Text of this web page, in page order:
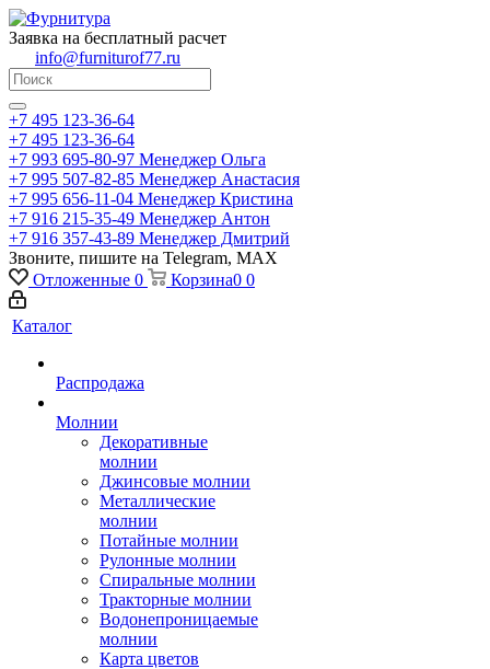
Заявка на бесплатный расчет
info@furniturof77.ru
+7 495 123-36-64
+7 495 123-36-64
+7 993 695-80-97 Менеджер Ольга
+7 995 507-82-85 Менеджер Анастасия
+7 995 656-11-04 Менеджер Кристина
+7 916 215-35-49 Менеджер Антон
+7 916 357-43-89 Менеджер Дмитрий
Звоните, пишите на Telegram, MAX
Отложенные 0 Корзина0 0
Каталог
Распродажа
Молнии
Декоративные
молнии
Джинсовые молнии
Металлические
молнии
Потайные молнии
Рулонные молнии
Спиральные молнии
Тракторные молнии
Водонепроницаемые
молнии
Карта цветов